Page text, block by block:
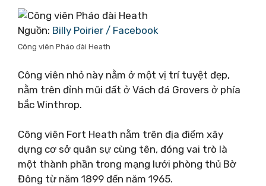
Nguồn: Billy Poirier / Facebook
Công viên Pháo đài Heath
Công viên nhỏ này nằm ở một vị trí tuyệt đẹp,
nằm trên đỉnh mũi đất ở Vách đá Grovers ở phía
bắc Winthrop.
Công viên Fort Heath nằm trên địa điểm xây
dựng cơ sở quân sự cùng tên, đóng vai trò là
một thành phần trong mạng lưới phòng thủ Bờ
Đông từ năm 1899 đến năm 1965.